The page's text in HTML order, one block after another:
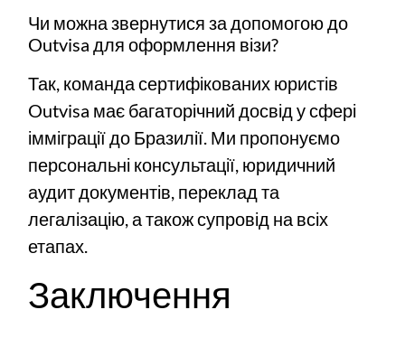
Чи можна звернутися за допомогою до
Outvisa для оформлення візи?
Так, команда сертифікованих юристів
Outvisa має багаторічний досвід у сфері
імміграції до Бразилії. Ми пропонуємо
персональні консультації, юридичний
аудит документів, переклад та
легалізацію, а також супровід на всіх
етапах.
Заключення